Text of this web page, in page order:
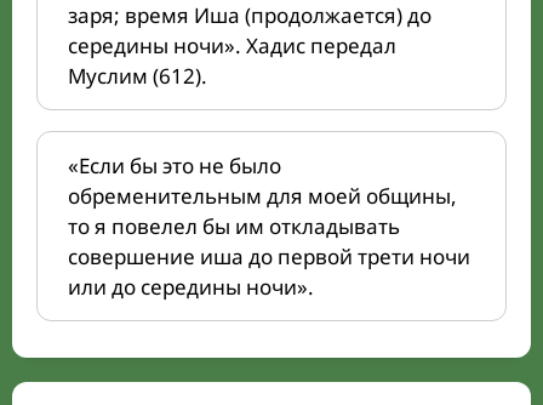
заря; время Иша (продолжается) до
середины ночи». Хадис передал
Муслим (612).
«Если бы это не было
обременительным для моей общины,
то я повелел бы им откладывать
совершение иша до первой трети ночи
или до середины ночи».